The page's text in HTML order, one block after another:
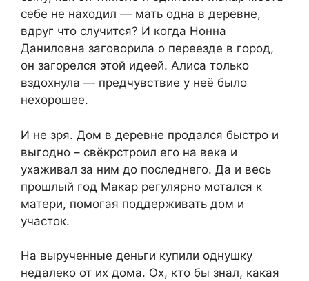
себе не находил — мать одна в деревне,
вдруг что случится? И когда Нонна
Даниловна заговорила о переезде в город,
он загорелся этой идеей. Алиса только
вздохнула — предчувствие у неё было
нехорошее.
И не зря. Дом в деревне продался быстро и
выгодно – свёкрстроил его на века и
ухаживал за ним до последнего. Да и весь
прошлый год Макар регулярно мотался к
матери, помогая поддерживать дом и
участок.
На вырученные деньги купили однушку
недалеко от их дома. Ох, кто бы знал, какая